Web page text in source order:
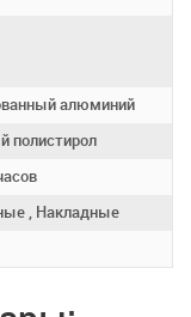
алюминий
полистирол
, Накладные